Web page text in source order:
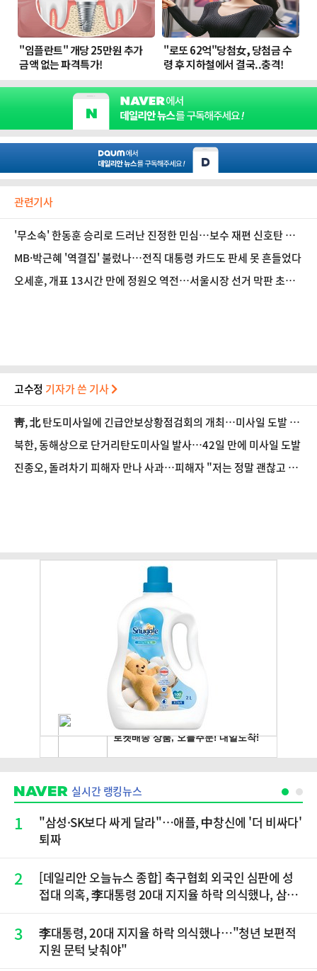
관련기사
'무소속' 한동훈 승리로 드러난 진정한 민심…보수 재편 신호탄 쐈
다
MB·박근혜 '역결집' 불렀나…전직 대통령 카드도 판세 못 흔들었다
오세훈, 개표 13시간 만에 정원오 역전…서울시장 선거 막판 초박
고수정 기자가 쓴 기사
靑, 北 탄도미사일에 긴급안보상황점검회의 개최…미사일 도발 중
단 촉구
북한, 동해상으로 단거리탄도미사일 발사…42일 만에 미사일 도발
진종오, 돌려차기 피해자 만나 사과…피해자 "저는 정말 괜찮고 징
실시간 랭킹뉴스
1
"삼성·SK보다 싸게 달라"…애플, 中창신에 '더 비싸다'
퇴짜
2
[데일리안 오늘뉴스 종합] 축구협회 외국인 심판에 성
접대 의혹, 李대통령 20대 지지율 하락 의식했나, 삼전
재점화, 김민석 "과반 승리 가능성 99%" 등
3
李대통령, 20대 지지율 하락 의식했나…"청년 보편적
지원 문턱 낮춰야"